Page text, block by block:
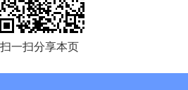
扫一扫分享本页